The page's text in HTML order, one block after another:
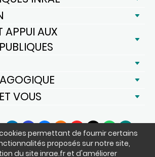
permettant de fournir certains
proposés sur notre site,
du site inrae.fr et d'améliorer
APPUI AUX
VOUS
LinkedInFacebook
BlueSkyInstagram
YouTube
X WhatsAppPodcasts